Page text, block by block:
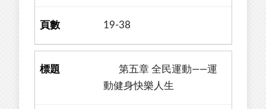
19-38
第五章 全民運動——運
動健身快樂人生